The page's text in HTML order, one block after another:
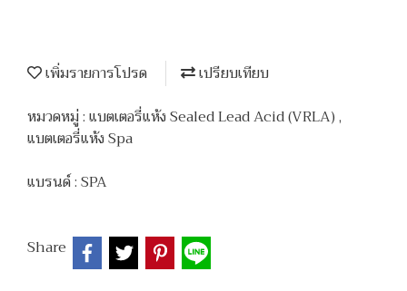
เพิ่มรายการโปรด
เปรียบเทียบ
หมวดหมู่ :แบตเตอรี่แห้ง Sealed Lead Acid (VRLA),
แบตเตอรี่แห้ง Spa
แบรนด์ :SPA
Share